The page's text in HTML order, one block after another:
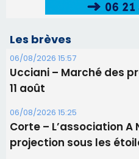
Les brèves
06/08/2026 15:57
Ucciani – Marché des
11 août
06/08/2026 15:25
Corte – L’association
projection sous les